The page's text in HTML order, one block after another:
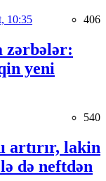
10:35 406
zərbələr:
yeni
540
artırır, lakin
də neftdən